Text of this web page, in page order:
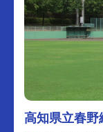
高知県立春野